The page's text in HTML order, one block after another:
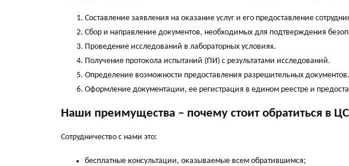
Составление заявления на оказание услуг и его предоставление
Сбор и направление документов, необходимых для подтверждения
Проведение исследований в лабораторных условиях.
Получение протокола испытаний (ПИ) с результатами исследований.
Определение возможности предоставления разрешительных документов.
Оформление документации, ее регистрация в едином реестре и
Наши преимущества – почему стоит обратиться в
Сотрудничество с нами это:
бесплатные консультации, оказываемые всем обратившимся;